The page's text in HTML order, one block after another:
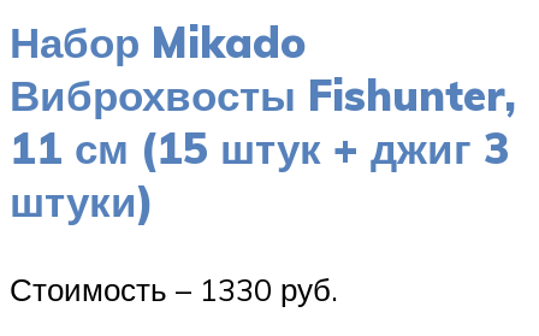
Набор Mikado
Виброхвосты Fishunter,
11 см (15 штук + джиг 3
штуки)
Стоимость – 1330 руб.